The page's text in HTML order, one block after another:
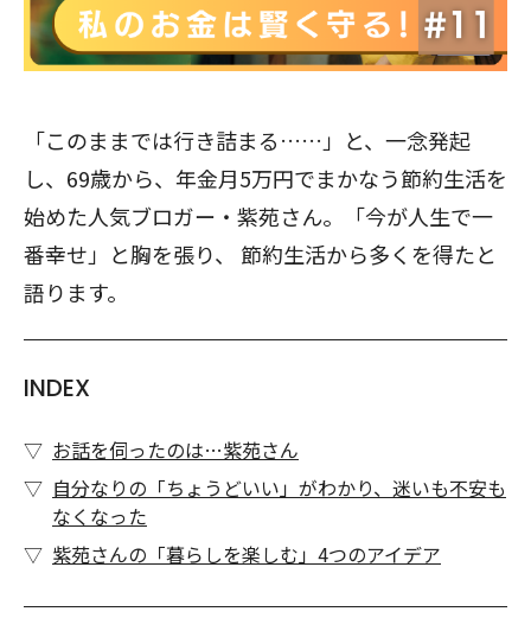
「このままでは行き詰まる……」と、一念発起
し、69歳から、年金月5万円でまかなう節約生活を
始めた人気ブロガー・紫苑さん。「今が人生で一
番幸せ」と胸を張り、 節約生活から多くを得たと
語ります。
INDEX
お話を伺ったのは…紫苑さん
自分なりの「ちょうどいい」がわかり、迷いも不安も
なくなった
紫苑さんの「暮らしを楽しむ」4つのアイデア